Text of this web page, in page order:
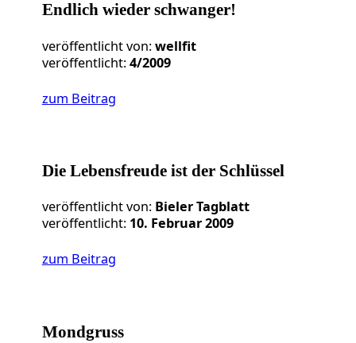
Endlich wieder schwanger!
veröffentlicht von:wellfit
veröffentlicht:4/2009
zum Beitrag
Die Lebensfreude ist der Schlüssel
veröffentlicht von: Bieler Tagblatt
veröffentlicht: 10. Februar 2009
zum Beitrag
Mondgruss